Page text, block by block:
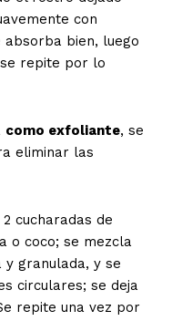
con
bien, luego
repite por lo
como exfoliante, se
eliminar las
cucharadas de
o coco; se mezcla
granulada, y se
circulares; se deja
repite una vez por